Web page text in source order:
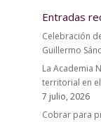
Entradas
Celebración
Guillermo
La Academia
territorial en
7 julio, 2026
Cobrar para